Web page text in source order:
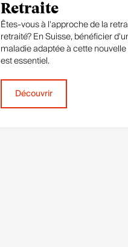
Retraite
Êtes-vous à l'approche de la
retraité? En Suisse, bénéficier
maladie adaptée à cette
est essentiel.
Découvrir